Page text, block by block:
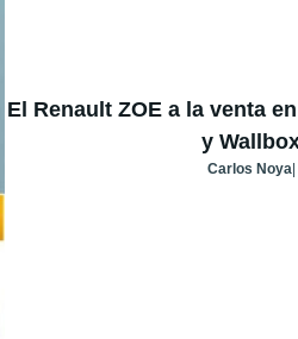
El Renault ZOE a la venta
y
Carlos Noya